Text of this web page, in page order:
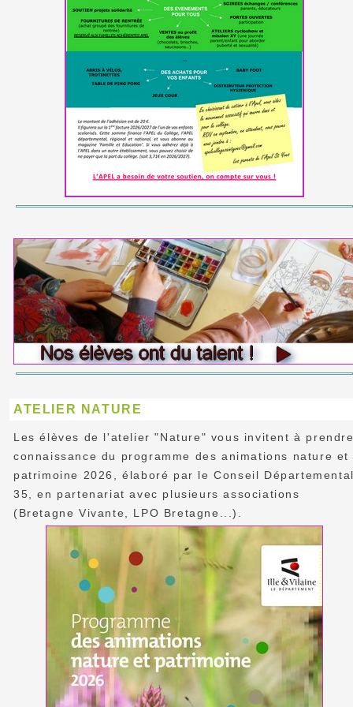
ATELIER NATURE
Les élèves de l'atelier "Nature" vous invitent à
connaissance du programme des animations nature et
patrimoine 2026, élaboré par le Conseil
35, en partenariat avec plusieurs associations
(Bretagne Vivante, LPO Bretagne...).